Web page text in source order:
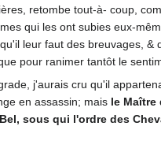
retombe tout-à- coup,
qui les ont subies eux-
leur faut des breuvages,
pour ranimer tantôt le
j'aurais cru qu'il
en assassin; mais le Maître
sous qui l'ordre des